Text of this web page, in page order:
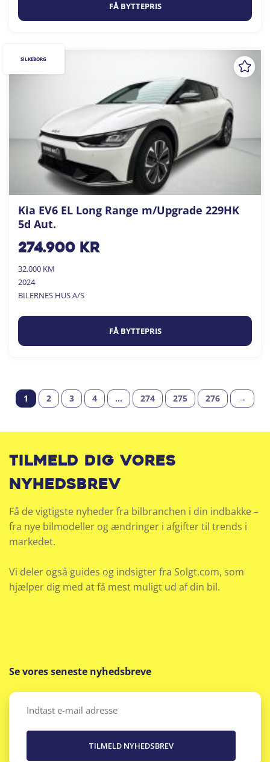
FÅ BYTTEPRIS
Kia EV6 EL Long Range m/Upgrade 229HK
5d Aut.
274.900kr
32.000 KM
2024
BILERNES HUS A/S
FÅ BYTTEPRIS
SILKEBORG
1 2 3 4 … 274 275 276 →
Tilmeld dig vores
nyhedsbrev
Få de vigtigste nyheder fra bilbranchen i din indbakke –
fra nye bilmodeller og ændringer i afgifter til trends i
markedet.
Vi deler også guides og indsigter fra Solgt.com, som
hjælper dig med at få mest muligt ud af din bil.
Se vores seneste nyhedsbreve
Email